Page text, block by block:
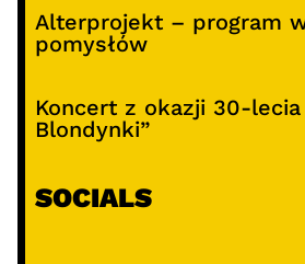
Alterprojekt – program
pomysłów
Koncert z okazji 30-lecia
Blondynki”
SOCIALS